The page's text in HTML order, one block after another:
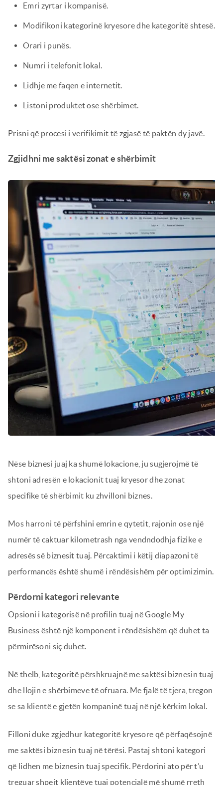
Emri zyrtar i kompanisë.
Modifikoni kategorinë kryesore dhe kategoritë shtesë.
Orari i punës.
Numri i telefonit lokal.
Lidhje me faqen e internetit.
Listoni produktet ose shërbimet.
Prisni që procesi i verifikimit të zgjasë të paktën dy javë.
Zgjidhni me saktësi zonat e shërbimit
Nëse biznesi juaj ka shumë lokacione, ju sugjerojmë të
shtoni adresën e lokacionit tuaj kryesor dhe zonat
specifike të shërbimit ku zhvilloni biznes.
Mos harroni të përfshini emrin e qytetit, rajonin ose një
numër të caktuar kilometrash nga vendndodhja fizike e
adresës së biznesit tuaj. Përcaktimi i këtij diapazoni të
performancës është shumë i rëndësishëm për optimizimin.
Përdorni kategori relevante
Opsioni i kategorisë në profilin tuaj në Google My
Business është një komponent i rëndësishëm që duhet ta
përmirësoni siç duhet.
Në thelb, kategoritë përshkruajnë me saktësi biznesin tuaj
dhe llojin e shërbimeve të ofruara. Me fjalë të tjera, tregon
se sa klientë e gjetën kompaninë tuaj në një kërkim lokal.
Filloni duke zgjedhur kategoritë kryesore që përfaqësojnë
me saktësi biznesin tuaj në tërësi. Pastaj shtoni kategori
që lidhen me biznesin tuaj specifik. Përdorini ato për t’u
treguar shpejt klientëve tuaj potencialë më shumë rreth